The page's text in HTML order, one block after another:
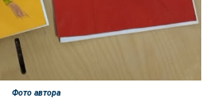
Фото автора